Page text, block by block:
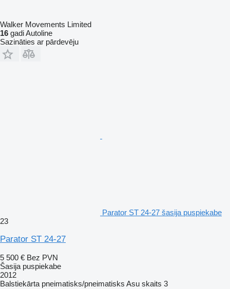
Walker Movements Limited
16 gadi Autoline
Sazināties ar pārdevēju
Parator ST 24-27 šasija puspiekabe
23
Parator ST 24-27
5 500 € Bez PVN
Šasija puspiekabe
2012
Balstiekārta pneimatisks/pneimatisks Asu skaits 3